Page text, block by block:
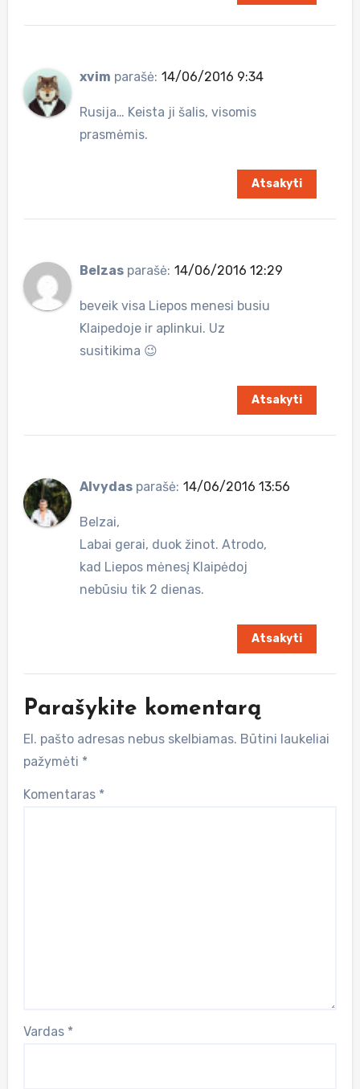
xvim parašė: 14/06/2016 9:34
Rusija… Keista ji šalis, visomis
prasmėmis.
Atsakyti
Belzas parašė: 14/06/2016 12:29
beveik visa Liepos menesi busiu
Klaipedoje ir aplinkui. Uz
susitikima 😉
Atsakyti
Alvydas parašė: 14/06/2016 13:56
Belzai,
Labai gerai, duok žinot. Atrodo,
kad Liepos mėnesį Klaipėdoj
nebūsiu tik 2 dienas.
Atsakyti
Parašykite komentarą
El. pašto adresas nebus skelbiamas. Būtini laukeliai
pažymėti *
Komentaras *
Vardas *